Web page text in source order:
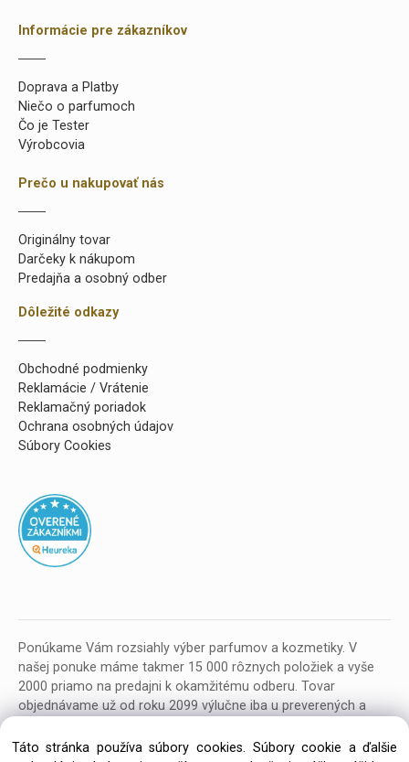
Informácie pre zákazníkov
Doprava a Platby
Niečo o parfumoch
Čo je Tester
Výrobcovia
Prečo u nakupovať nás
Originálny tovar
Darčeky k nákupom
Predajňa a osobný odber
Dôležité odkazy
Obchodné podmienky
Reklamácie / Vrátenie
Reklamačný poriadok
Ochrana osobných údajov
Súbory Cookies
Ponúkame Vám rozsiahly výber parfumov a kozmetiky. V
našej ponuke máme takmer 15 000 rôznych položiek a vyše
2000 priamo na predajni k okamžitému odberu. Tovar
objednávame už od roku 2099 výlučne iba u preverených a
Táto stránka používa súbory cookies. Súbory cookie a ďalšie